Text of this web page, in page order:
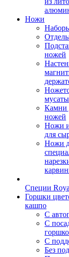
Ножи
ножей
мусаты
Камни
ножей
Ножи
для
Ножи
Специи
Горшки
кашпо
С
С
С
Без